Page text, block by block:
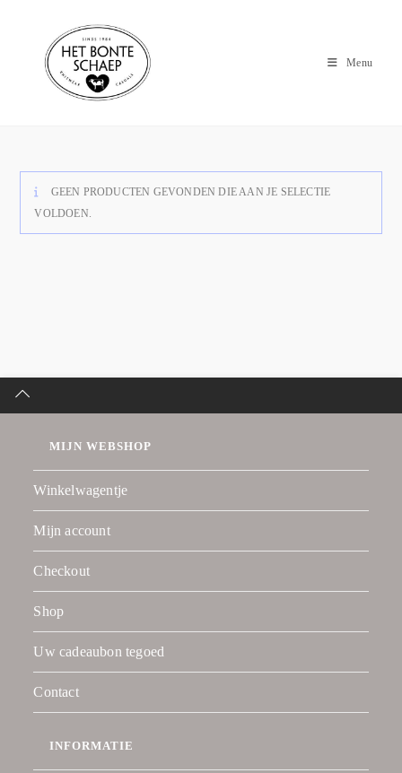
Menu
GEEN PRODUCTEN GEVONDEN DIE AAN JE SELECTIE
VOLDOEN.
MIJN WEBSHOP
Winkelwagentje
Mijn account
Checkout
Shop
Uw cadeaubon tegoed
Contact
INFORMATIE